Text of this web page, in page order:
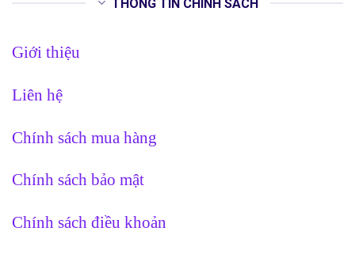
THÔNG TIN CHÍNH SÁCH
Giới thiệu
Liên hệ
Chính sách mua hàng
Chính sách bảo mật
Chính sách điều khoản